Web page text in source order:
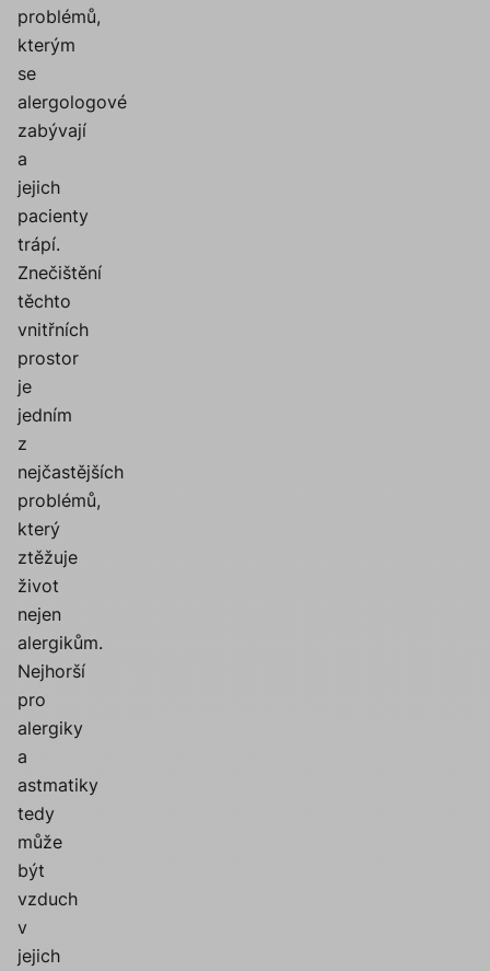
problémů,
kterým
se
alergologové
zabývají
a
jejich
pacienty
trápí.
Znečištění
těchto
vnitřních
prostor
je
jedním
z
nejčastějších
problémů,
který
ztěžuje
život
nejen
alergikům.
Nejhorší
pro
alergiky
a
astmatiky
tedy
může
být
vzduch
v
jejich